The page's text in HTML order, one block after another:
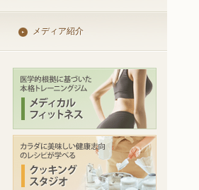
メディア紹介